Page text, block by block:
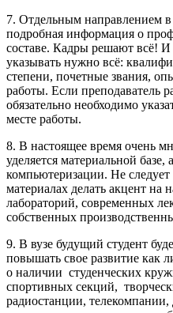
7. Отдельным направлением в
подробная информация о
составе. Кадры решают всё!
указывать нужно всё:
степени, почетные звания,
работы. Если преподаватель
обязательно необходимо
месте работы.
8. В настоящее время очень
уделяется материальной
компьютеризации. Не
материалах делать акцент на
лабораторий, современных
собственных
9. В вузе будущий студент
повышать свое развитие как
о наличии студенческих
спортивных секций,
радиостанции,